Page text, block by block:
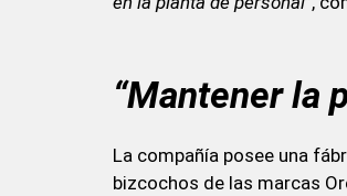
“Mantener la
La compañía posee una
bizcochos de las marcas